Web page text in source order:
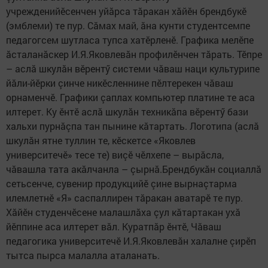
учрежденийӗсенчен уйăрса тăракан хăйӗн брендбукӗ
(эмблеми) те пур. Сăмах май, ăна кунти студентсемпе
педагогсем шутласа тупса хатӗрленӗ. Графика мелӗпе
ăсталанăскер И.Я.Яковлевăн профилӗнчен тăрать. Тӗпре
– аслă шкулăн вӗрентӳ системи чăваш наци культурипе
йăли-йӗрки çинче никӗсленнине пӗлтерекен чăваш
орнаменчӗ. Графики çаплах компьютер платине те аса
илтерет. Ку ӗнтӗ аслă шкулăн техникăпа вӗрентӳ бази
хальхи пурнăçпа тан пынине кăтартать. Логотипа (аслă
шкулăн ятне туллин те, кӗскетсе «Яковлев
университечӗ» тесе те) виçӗ чӗлхепе – вырăсла,
чăвашла тата акăлчанла – çырнă.Брендбукăн социаллă
сетьсенче, сувенир продукцийӗ çине вырнаçтарма
илемлетнӗ «Я» саспаллирен тăракан аватарӗ те пур.
Хăйӗн студенчӗсене малашлăха çул кăтартакан ухă
йӗппине аса илтерет вăл. Куратпăр ӗнтӗ, Чăваш
педагогика университечӗ И.Я.Яковлевăн халалне çирӗп
тытса пырса малалла аталанать.